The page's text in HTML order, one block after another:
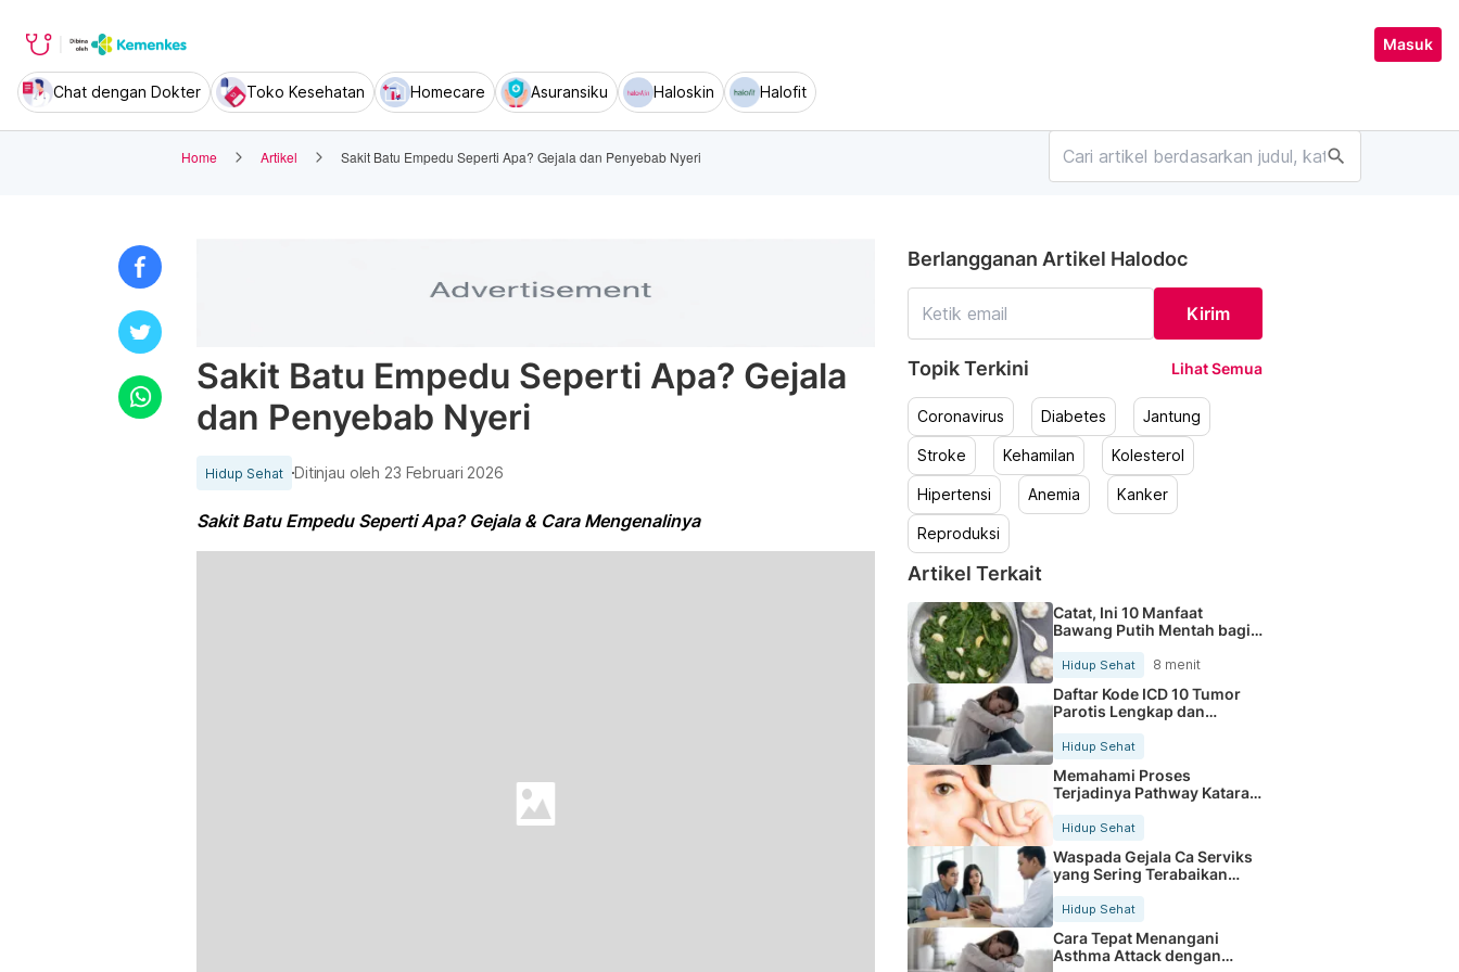
Masuk
Chat dengan Dokter Toko Kesehatan Homecare Asuransiku Haloskin Halofit
Home Artikel Sakit Batu Empedu Seperti Apa? Gejala dan Penyebab Nyeri search
Sakit Batu Empedu Seperti Apa? Gejala
dan Penyebab Nyeri
Hidup Sehat Ditinjau oleh 23 Februari 2026
Sakit Batu Empedu Seperti Apa? Gejala & Cara Mengenalinya
Berlangganan Artikel Halodoc
Kirim
Topik Terkini Lihat Semua
Coronavirus Diabetes Jantung
Stroke Kehamilan Kolesterol
Hipertensi Anemia Kanker
Reproduksi
Artikel Terkait
Catat, Ini 10 Manfaat
Bawang Putih Mentah bagi
Hidup Sehat 8 menit
Daftar Kode ICD 10 Tumor
Parotis Lengkap dan
Hidup Sehat
Memahami Proses
Terjadinya Pathway Katarak
Hidup Sehat
Waspada Gejala Ca Serviks
yang Sering Terabaikan
Hidup Sehat
Cara Tepat Menangani
Asthma Attack dengan